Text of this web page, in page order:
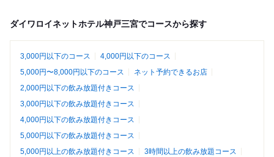
ダイワロイネットホテル神戸三宮でコースから探す
3,000円以下のコース
4,000円以下のコース
5,000円〜8,000円以下のコース
ネット予約できるお店
2,000円以下の飲み放題付きコース
3,000円以下の飲み放題付きコース
4,000円以下の飲み放題付きコース
5,000円以下の飲み放題付きコース
5,000円以上の飲み放題付きコース
3時間以上の飲み放題コース